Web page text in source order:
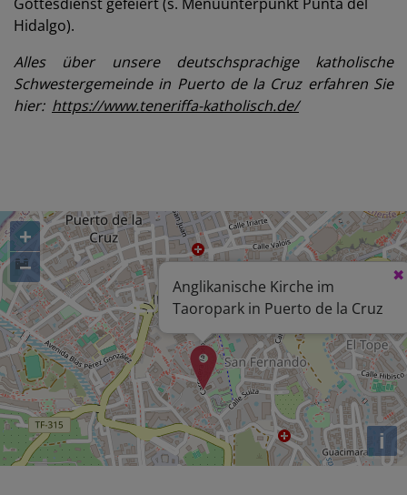
Hidalgo).
Alles über unsere deutschsprachige katholische
Schwestergemeinde in Puerto de la Cruz erfahren Sie
hier: https://www.teneriffa-katholisch.de/
Anglikanische Kirche im
Taoropark in Puerto de la Cruz
+
−
i